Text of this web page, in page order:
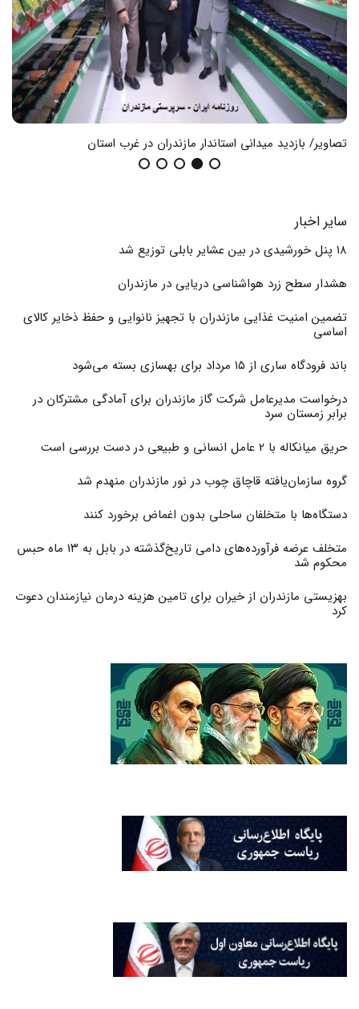
تصاویر/ بازدید میدانی استاندار مازندران در غرب استان
سایر اخبار
۱۸ پنل خورشیدی در بین عشایر بابلی توزیع شد
هشدار سطح زرد هواشناسی دریایی در مازندران
تضمین امنیت غذایی مازندران با تجهیز نانوایی و حفظ ذخایر کالای
اساسی
باند فرودگاه ساری از ۱۵ مرداد برای بهسازی بسته می‌شود
درخواست مدیرعامل شرکت گاز مازندران برای آمادگی مشترکان در
برابر زمستان سرد
حریق میانکاله با 2 عامل انسانی و طبیعی در دست بررسی است
گروه سازمان‌یافته قاچاق چوب در نور مازندران منهدم شد
دستگاه‌ها با متخلفان ساحلی بدون اغماض برخورد کنند
متخلف عرضه فرآورده‌های دامی تاریخ‌گذشته در بابل به ۱۳ ماه حبس
محکوم شد
بهزیستی مازندران از خیران برای تامین هزینه درمان نیازمندان دعوت
کرد